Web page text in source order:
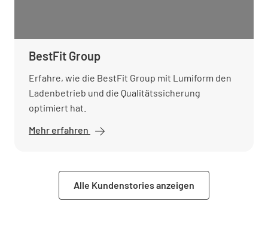
BestFit Group
Erfahre, wie die BestFit Group mit Lumiform den
Ladenbetrieb und die Qualitätssicherung
optimiert hat.
Mehr erfahren
Alle Kundenstories anzeigen